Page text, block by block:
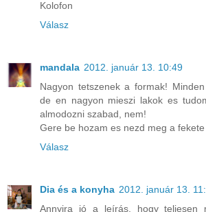
Kolofon
Válasz
mandala 2012. január 13. 10:49
Nagyon tetszenek a formak!
de en nagyon mieszi lakok es
almodozni szabad, nem!
Gere be hozam es nezd meg a
Válasz
Dia és a konyha 2012. január 13.
Annyira jó a leírás, hogy teljesen